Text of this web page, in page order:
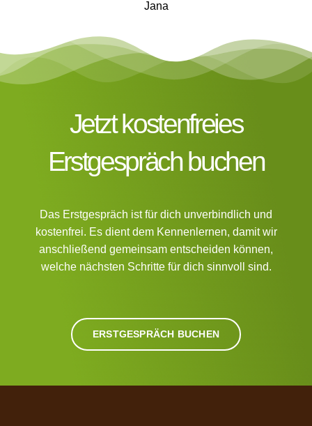
Jana
Jetzt kostenfreies
Erstgespräch buchen
Das Erstgespräch ist für dich unverbindlich und
kostenfrei. Es dient dem Kennenlernen, damit wir
anschließend gemeinsam entscheiden können,
welche nächsten Schritte für dich sinnvoll sind.
ERSTGESPRÄCH BUCHEN